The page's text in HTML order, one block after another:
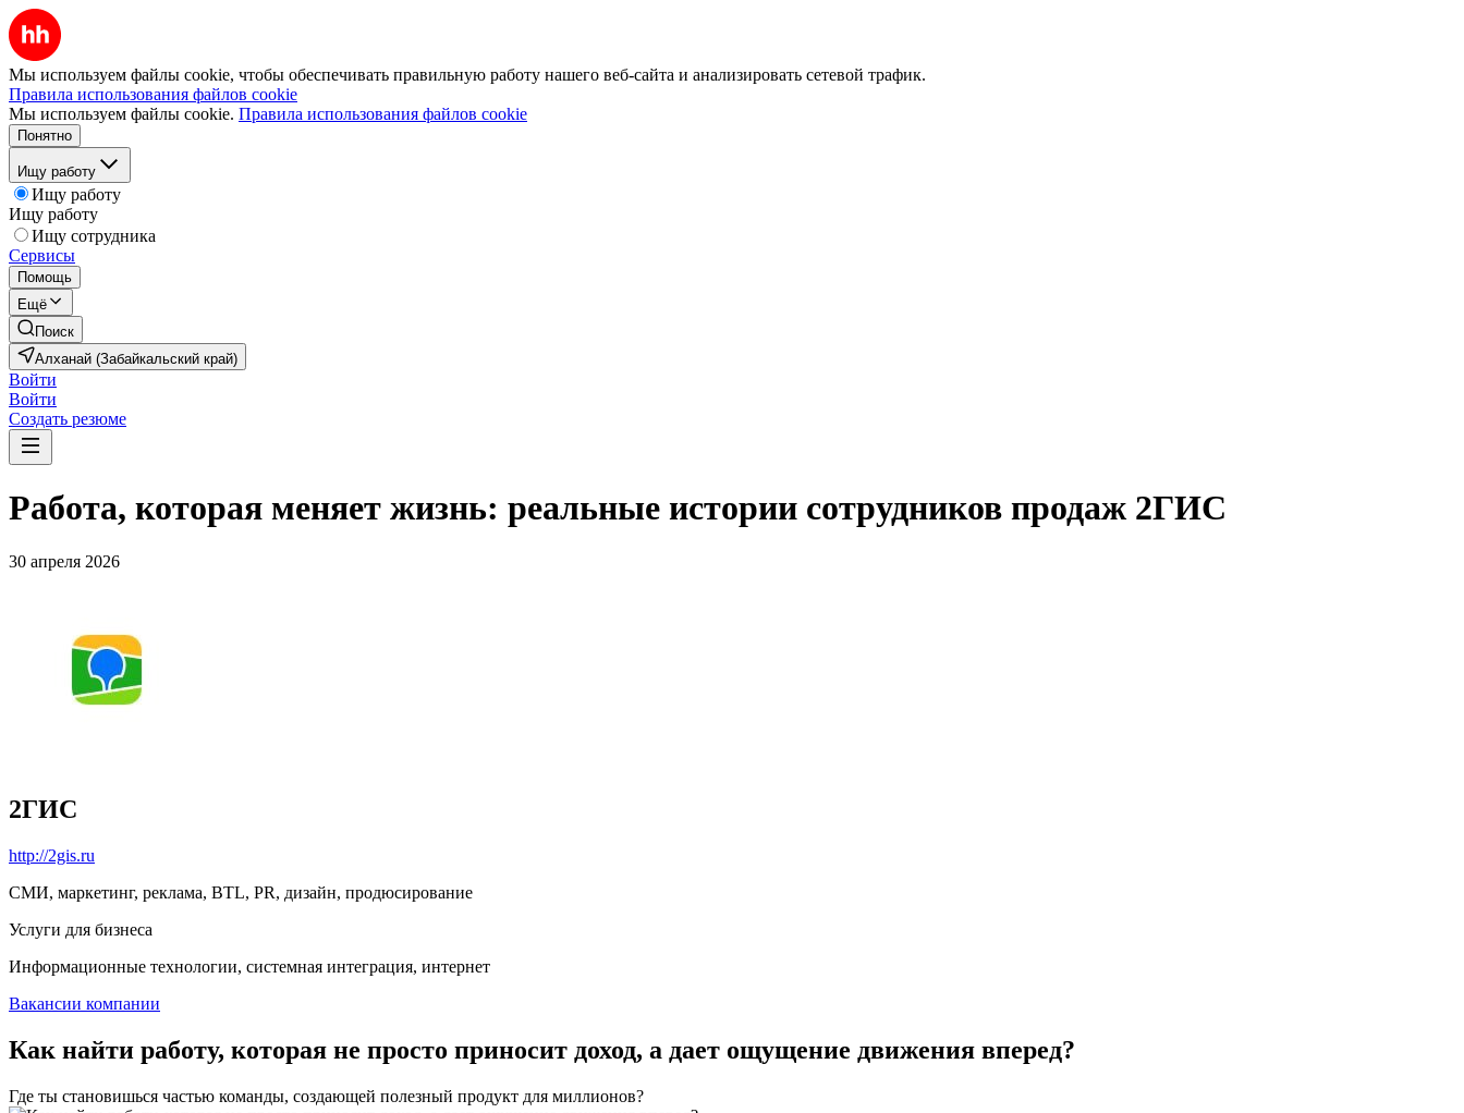
Мы используем файлы cookie, чтобы обеспечивать правильную работу нашего веб-сайта и анализировать сетевой трафик.
Правила использования файлов cookie
Мы используем файлы cookie. Правила использования файлов cookie
Понятно
Ищу работу
Ищу работу
Ищу работу
Ищу сотрудника
Сервисы
Помощь
Ещё
Поиск
Алханай (Забайкальский край)
Войти
Войти
Создать резюме
Работа, которая меняет жизнь: реальные истории сотрудников продаж 2ГИС
30 апреля 2026
2ГИС
http://2gis.ru
СМИ, маркетинг, реклама, BTL, PR, дизайн, продюсирование
Услуги для бизнеса
Информационные технологии, системная интеграция, интернет
Вакансии компании
Как найти работу, которая не просто приносит доход, а дает ощущение движения вперед?
Где ты становишься частью команды, создающей полезный продукт для миллионов?